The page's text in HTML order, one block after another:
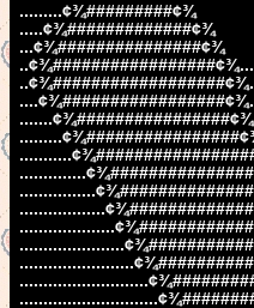
.........¢¾#########¢¾
.....¢¾#############¢¾
...¢¾###############¢¾